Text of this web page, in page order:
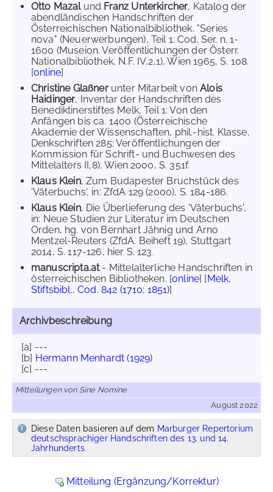
Otto Mazalund Franz Unterkircher, Katalog der
abendländischen Handschriften der
Österreichischen Nationalbibliothek. "Series
nova" (Neuerwerbungen), Teil 1: Cod. Ser. n. 1-
1600 (Museion. Veröffentlichungen der Österr.
Nationalbibliothek, N.F. IV,2,1), Wien 1965, S. 108.
[online]
Christine Glaßnerunter Mitarbeit vonAlois
Haidinger, Inventar der Handschriften des
Benediktinerstiftes Melk, Teil 1: Von den
Anfängen bis ca. 1400 (Österreichische
Akademie der Wissenschaften, phil.-hist. Klasse,
Denkschriften 285; Veröffentlichungen der
Kommission für Schrift- und Buchwesen des
Mittelalters II,8), Wien 2000, S. 351f.
Klaus Klein, Zum Budapester Bruchstück des
'Väterbuchs', in: ZfdA 129 (2000), S. 184-186.
Klaus Klein, Die Überlieferung des 'Väterbuchs',
in: Neue Studien zur Literatur im Deutschen
Orden, hg. von Bernhart Jähnig und Arno
Mentzel-Reuters (ZfdA. Beiheft 19), Stuttgart
2014, S. 117-126, hier S. 123.
manuscripta.at- Mittelalterliche Handschriften in
österreichischen Bibliotheken. [online] [Melk,
Stiftsbibl., Cod. 842 (1710; 1851)]
Archivbeschreibung
[a] ---
[b] Hermann Menhardt (1929)
[c] ---
Mitteilungen von Sine Nomine
August 2022
Diese Daten basieren auf dem Marburger Repertorium
deutschsprachiger Handschriften des 13. und 14.
Jahrhunderts.
Mitteilung (Ergänzung/Korrektur)